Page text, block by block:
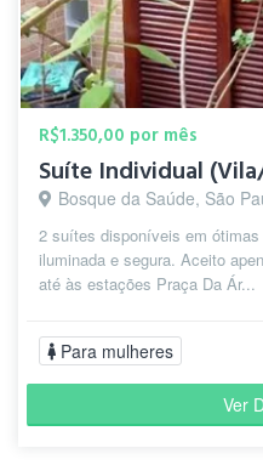
R$1.350,00 por mês
Bosque da Saúde, São
2 suítes disponíveis em
iluminada e segura. Aceito
até às estações Praça Da Ár...
Para mulheres
Ver